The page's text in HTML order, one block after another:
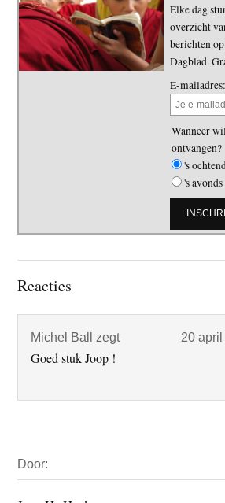
Elke dag
overzicht
berichten
Dagblad.
E-mailadres:
Wanneer
ontvangen?
's
's
Lees
Reacties
Michel Ball zegt 20
Goed stuk Joop !
Sidebar
Door: